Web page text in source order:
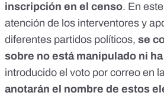
inscripción en el censo. En
atención de los interventores y
diferentes partidos políticos, se
sobre no está manipulado ni
introducido el voto por correo en
anotarán el nombre de estos